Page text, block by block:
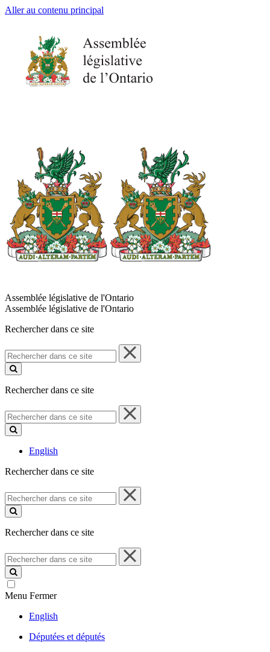
Aller au contenu principal
Assemblée législative de l'Ontario
Assemblée législative de l'Ontario
Rechercher dans ce site
Rechercher
dans
ce
Rechercher dans ce site
Rechercher
dans
ce
English
Rechercher dans ce site
Rechercher
dans
ce
Rechercher dans ce site
Rechercher
dans
ce
site
Menu Fermer
English
Députées et députés